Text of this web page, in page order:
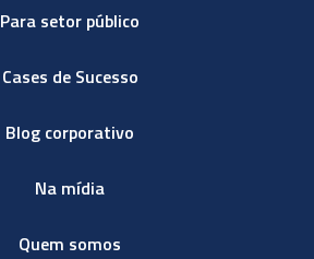
Para setor público
Cases de Sucesso
Blog corporativo
Na mídia
Quem somos